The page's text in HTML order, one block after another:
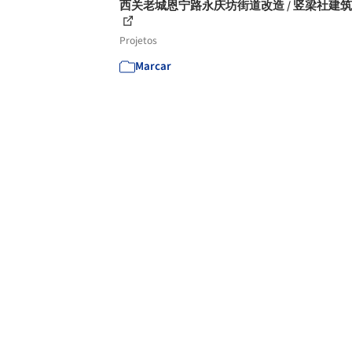
西关老城恩宁路永庆坊街道改造 / 竖梁社建
Projetos
Marcar